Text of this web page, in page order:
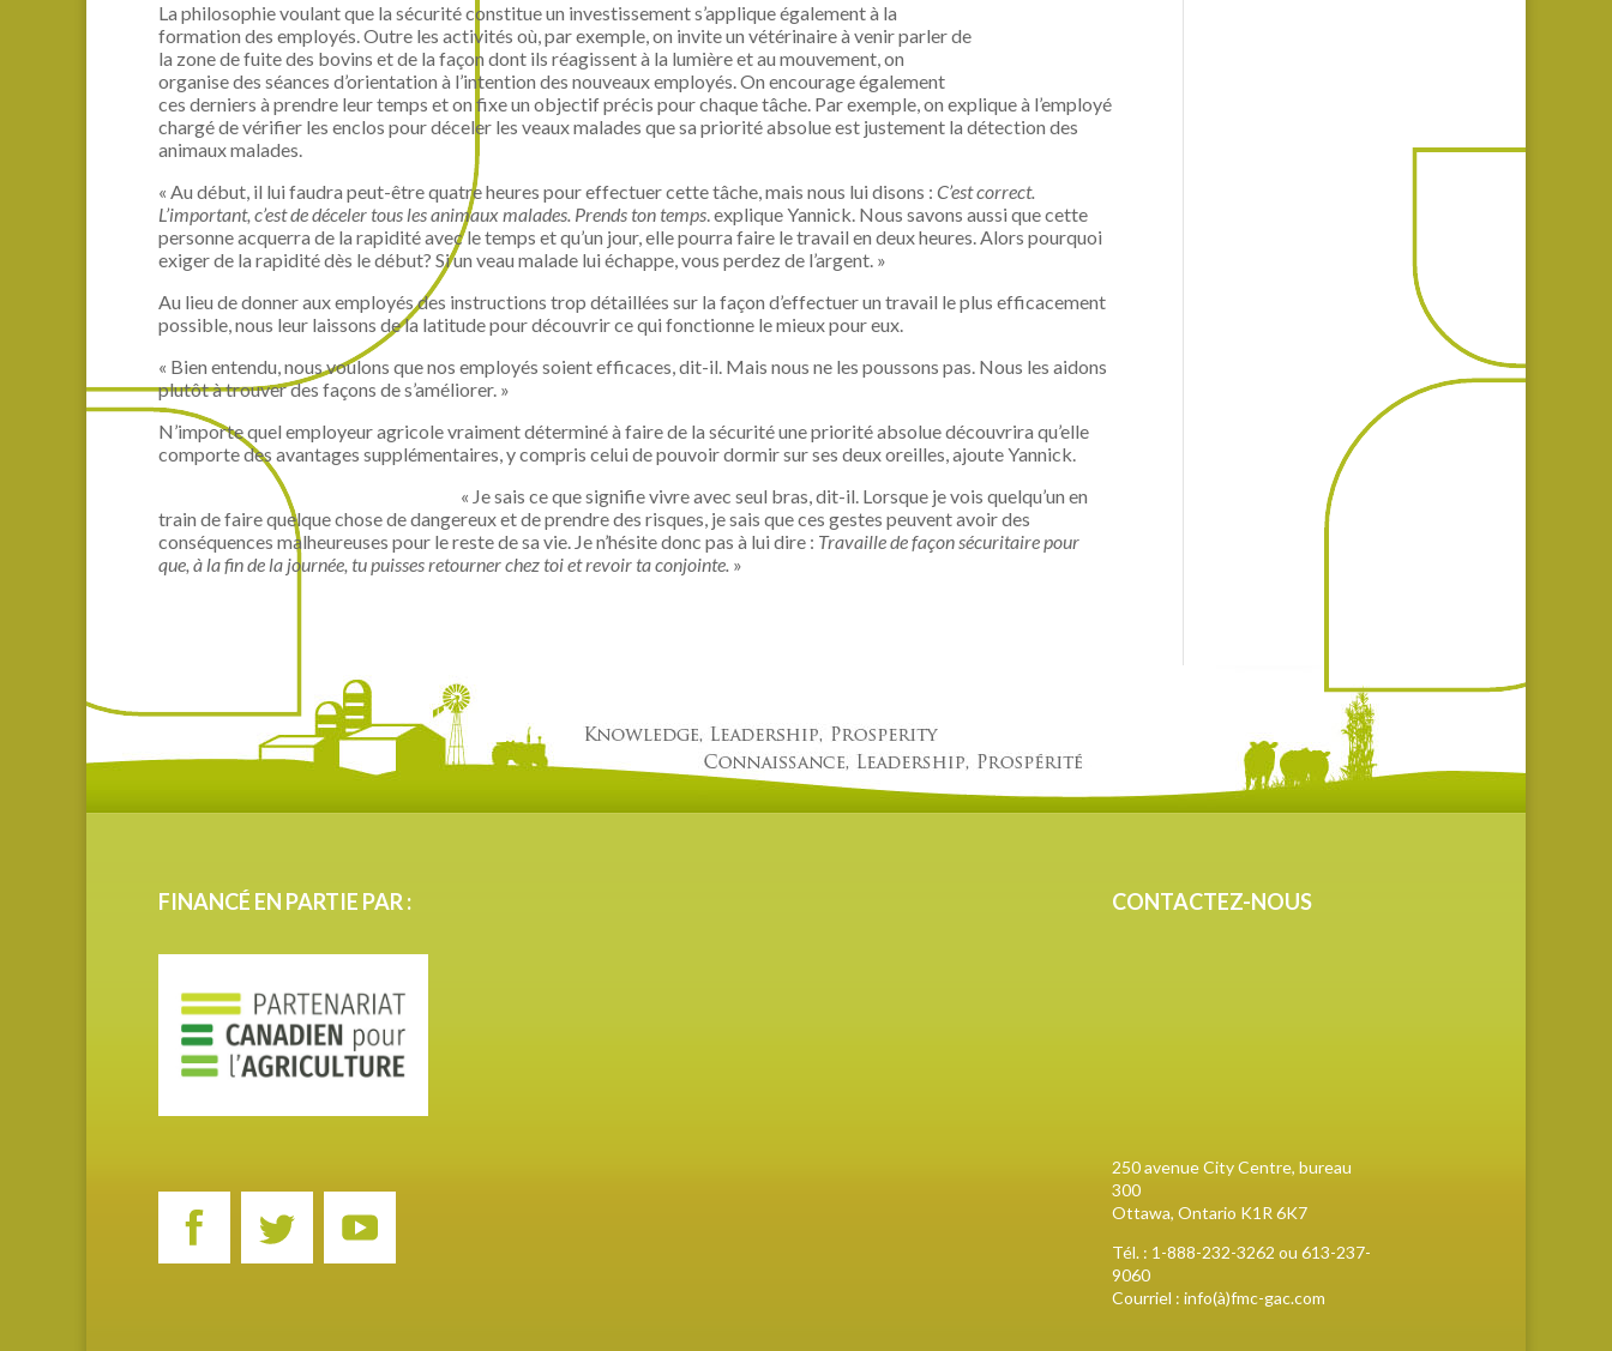
La philosophie voulant que la sécurité constitue un investissement s’applique également à la
formation des employés. Outre les activités où, par exemple, on invite un vétérinaire à venir parler de
la zone de fuite des bovins et de la façon dont ils réagissent à la lumière et au mouvement, on
organise des séances d’orientation à l’intention des nouveaux employés. On encourage également
ces derniers à prendre leur temps et on fixe un objectif précis pour chaque tâche. Par exemple, on explique à l’employé
chargé de vérifier les enclos pour déceler les veaux malades que sa priorité absolue est justement la détection des
animaux malades.
« Au début, il lui faudra peut-être quatre heures pour effectuer cette tâche, mais nous lui disons : C’est correct.
L’important, c’est de déceler tous les animaux malades. Prends ton temps. explique Yannick. Nous savons aussi que cette
personne acquerra de la rapidité avec le temps et qu’un jour, elle pourra faire le travail en deux heures. Alors pourquoi
exiger de la rapidité dès le début? Si un veau malade lui échappe, vous perdez de l’argent. »
Au lieu de donner aux employés des instructions trop détaillées sur la façon d’effectuer un travail le plus efficacement
possible, nous leur laissons de la latitude pour découvrir ce qui fonctionne le mieux pour eux.
« Bien entendu, nous voulons que nos employés soient efficaces, dit-il. Mais nous ne les poussons pas. Nous les aidons
plutôt à trouver des façons de s’améliorer. »
N’importe quel employeur agricole vraiment déterminé à faire de la sécurité une priorité absolue découvrira qu’elle
comporte des avantages supplémentaires, y compris celui de pouvoir dormir sur ses deux oreilles, ajoute Yannick.
« Je sais ce que signifie vivre avec seul bras, dit-il. Lorsque je vois quelqu’un en
train de faire quelque chose de dangereux et de prendre des risques, je sais que ces gestes peuvent avoir des
conséquences malheureuses pour le reste de sa vie. Je n’hésite donc pas à lui dire : Travaille de façon sécuritaire pour
que, à la fin de la journée, tu puisses retourner chez toi et revoir ta conjointe. »
FINANCÉ EN PARTIE PAR : CONTACTEZ-NOUS
250 avenue City Centre, bureau
300
Ottawa, Ontario K1R 6K7
Tél. : 1-888-232-3262 ou 613-237-
9060
Courriel : info(à)fmc-gac.com